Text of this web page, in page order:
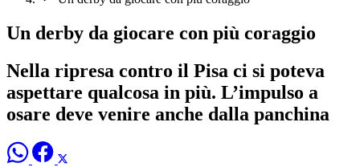
Un derby da giocare con più coraggio
Nella ripresa contro il Pisa ci si poteva
aspettare qualcosa in più. L’impulso a
osare deve venire anche dalla panchina